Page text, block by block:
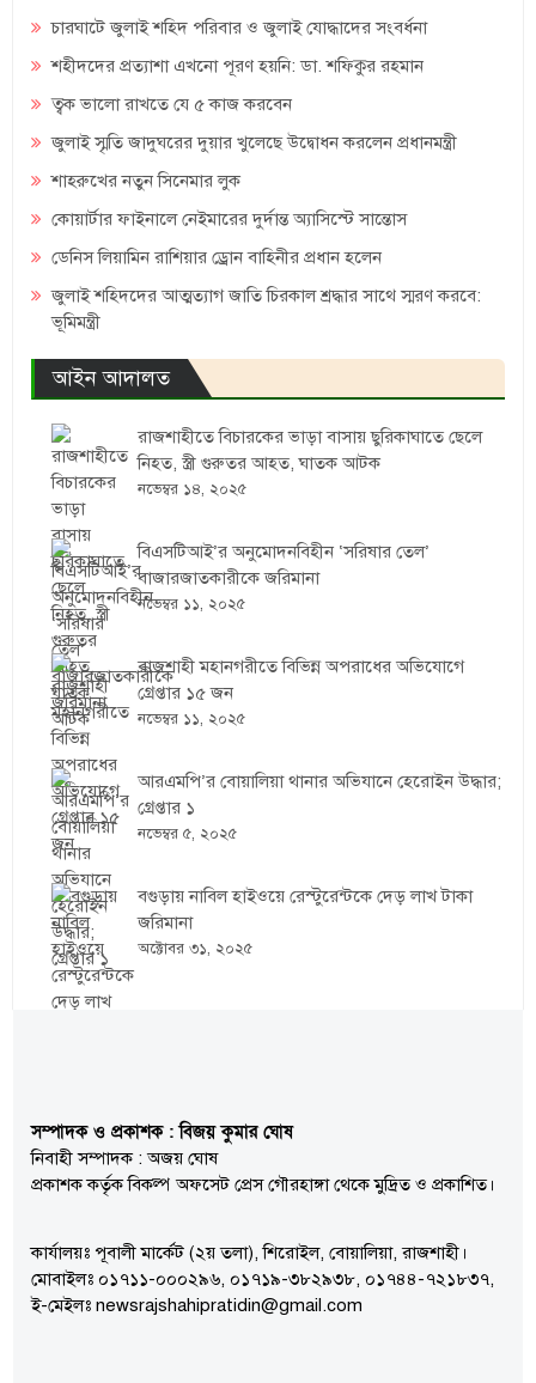
চারঘাটে জুলাই শহিদ পরিবার ও জুলাই যোদ্ধাদের সংবর্ধনা
শহীদদের প্রত্যাশা এখনো পূরণ হয়নি: ডা. শফিকুর রহমান
ত্বক ভালো রাখতে যে ৫ কাজ করবেন
জুলাই স্মৃতি জাদুঘরের দুয়ার খুলেছে উদ্বোধন করলেন প্রধানমন্ত্রী
শাহরুখের নতুন সিনেমার লুক
কোয়ার্টার ফাইনালে নেইমারের দুর্দান্ত অ্যাসিস্টে সান্তোস
ডেনিস লিয়ামিন রাশিয়ার ড্রোন বাহিনীর প্রধান হলেন
জুলাই শহিদদের আত্মত্যাগ জাতি চিরকাল শ্রদ্ধার সাথে স্মরণ করবে:
ভূমিমন্ত্রী
আইন আদালত
রাজশাহীতে বিচারকের ভাড়া বাসায় ছুরিকাঘাতে ছেলে
নিহত, স্ত্রী গুরুতর আহত, ঘাতক আটক
নভেম্বর ১৪, ২০২৫
বিএসটিআই’র অনুমোদনবিহীন ‘সরিষার তেল’
বাজারজাতকারীকে জরিমানা
নভেম্বর ১১, ২০২৫
রাজশাহী মহানগরীতে বিভিন্ন অপরাধের অভিযোগে
গ্রেপ্তার ১৫ জন
নভেম্বর ১১, ২০২৫
আরএমপি’র বোয়ালিয়া থানার অভিযানে হেরোইন উদ্ধার;
গ্রেপ্তার ১
নভেম্বর ৫, ২০২৫
বগুড়ায় নাবিল হাইওয়ে রেস্টুরেন্টকে দেড় লাখ টাকা
জরিমানা
অক্টোবর ৩১, ২০২৫
সম্পাদক ও প্রকাশক : বিজয় কুমার ঘোষ
নিবাহী সম্পাদক : অজয় ঘোষ
প্রকাশক কর্তৃক বিকল্প অফসেট প্রেস গৌরহাঙ্গা থেকে মুদ্রিত ও প্রকাশিত।
কার্যালয়ঃ পূবালী মার্কেট (২য় তলা), শিরোইল, বোয়ালিয়া, রাজশাহী।
মোবাইলঃ ০১৭১১-০০০২৯৬, ০১৭১৯-৩৮২৯৩৮, ০১৭৪৪-৭২১৮৩৭,
ই-মেইলঃ newsrajshahipratidin@gmail.com